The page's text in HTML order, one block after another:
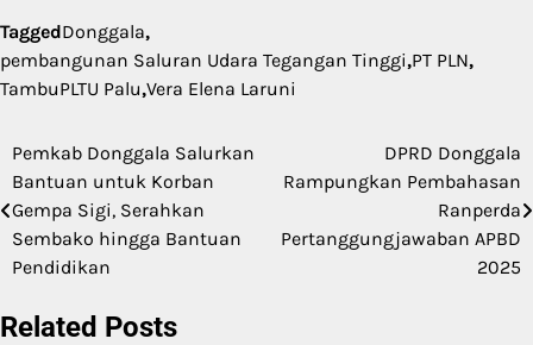
TaggedDonggala,
pembangunan Saluran Udara Tegangan Tinggi,PT PLN,
TambuPLTU Palu,Vera Elena Laruni
Navigasi
pos
Pemkab Donggala Salurkan
Bantuan untuk Korban
Gempa Sigi, Serahkan
Sembako hingga Bantuan
Pendidikan
DPRD Donggala
Rampungkan Pembahasan
Ranperda
Pertanggungjawaban APBD
2025
Related Posts